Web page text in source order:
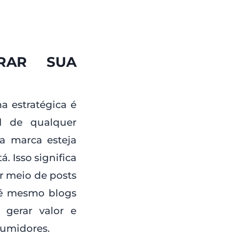
SUA
estratégica é
de qualquer
marca esteja
Isso significa
meio de posts
mesmo blogs
gerar valor e